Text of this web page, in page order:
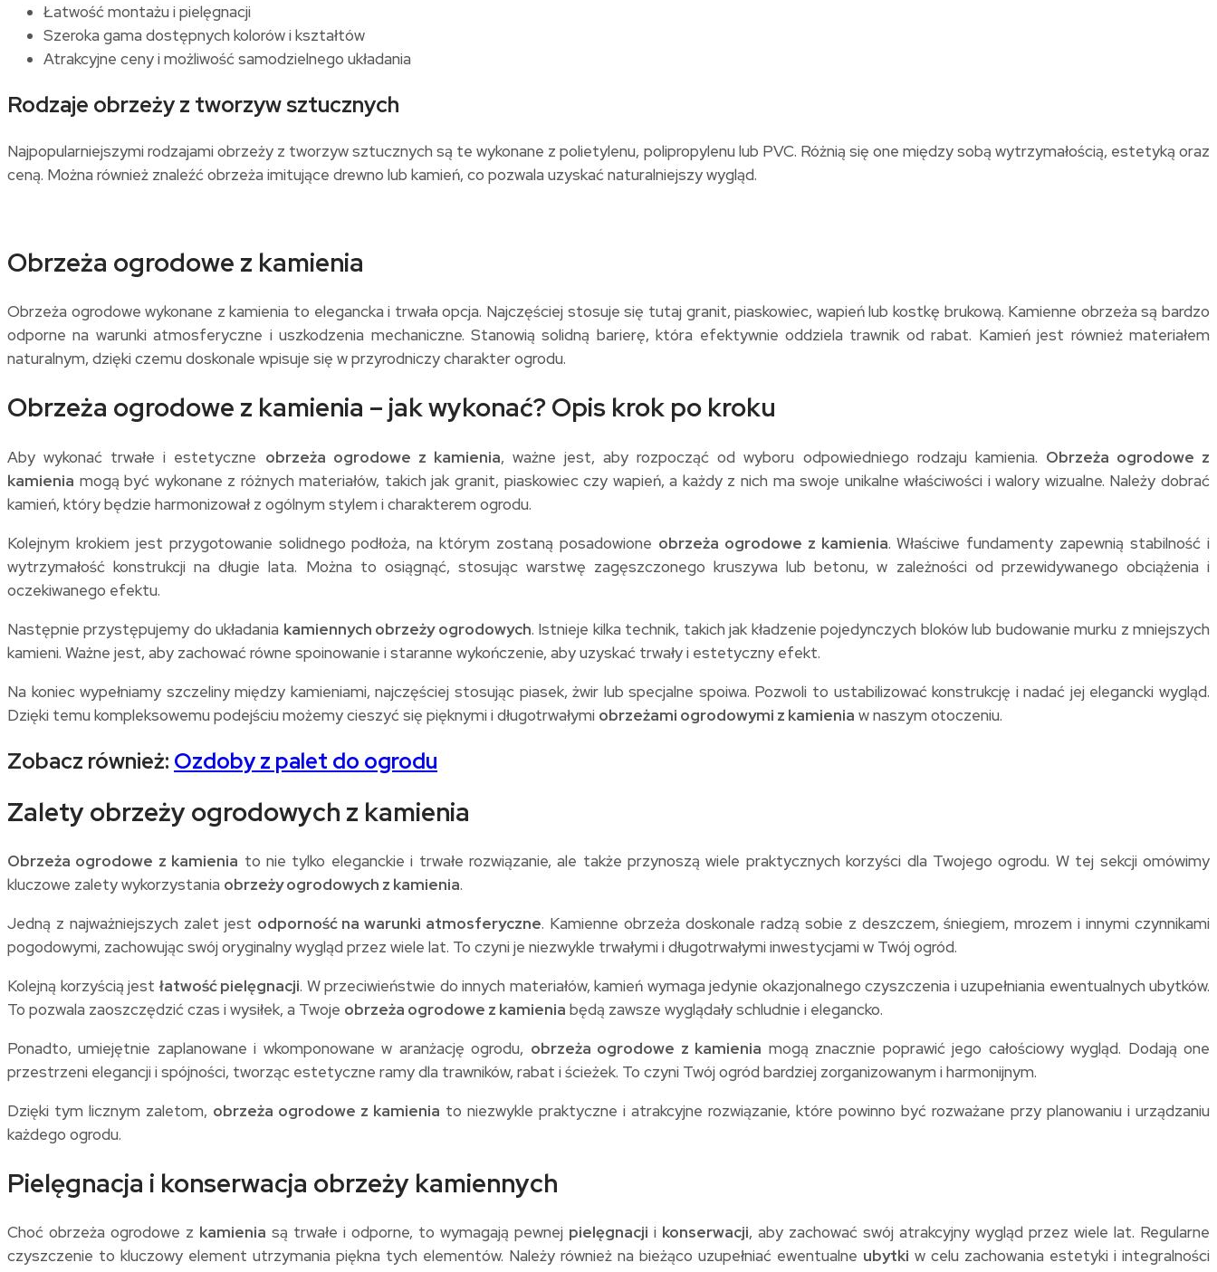
Łatwość montażu i pielęgnacji
Szeroka gama dostępnych kolorów i kształtów
Atrakcyjne ceny i możliwość samodzielnego układania
Rodzaje obrzeży z tworzyw sztucznych
Najpopularniejszymi rodzajami obrzeży z tworzyw sztucznych są te wykonane z polietylenu, polipropylenu lub PVC. Różnią się one między sobą wytrzymałością, estetyką oraz
ceną. Można również znaleźć obrzeża imitujące drewno lub kamień, co pozwala uzyskać naturalniejszy wygląd.
Obrzeża ogrodowe z kamienia
Obrzeża ogrodowe wykonane z kamienia to elegancka i trwała opcja. Najczęściej stosuje się tutaj granit, piaskowiec, wapień lub kostkę brukową. Kamienne obrzeża są bardzo
odporne na warunki atmosferyczne i uszkodzenia mechaniczne. Stanowią solidną barierę, która efektywnie oddziela trawnik od rabat. Kamień jest również materiałem
naturalnym, dzięki czemu doskonale wpisuje się w przyrodniczy charakter ogrodu.
Obrzeża ogrodowe z kamienia – jak wykonać? Opis krok po kroku
Aby wykonać trwałe i estetyczne obrzeża ogrodowe z kamienia, ważne jest, aby rozpocząć od wyboru odpowiedniego rodzaju kamienia. Obrzeża ogrodowe z
kamienia mogą być wykonane z różnych materiałów, takich jak granit, piaskowiec czy wapień, a każdy z nich ma swoje unikalne właściwości i walory wizualne. Należy dobrać
kamień, który będzie harmonizował z ogólnym stylem i charakterem ogrodu.
Kolejnym krokiem jest przygotowanie solidnego podłoża, na którym zostaną posadowione obrzeża ogrodowe z kamienia. Właściwe fundamenty zapewnią stabilność i
wytrzymałość konstrukcji na długie lata. Można to osiągnąć, stosując warstwę zagęszczonego kruszywa lub betonu, w zależności od przewidywanego obciążenia i
oczekiwanego efektu.
Następnie przystępujemy do układania kamiennych obrzeży ogrodowych. Istnieje kilka technik, takich jak kładzenie pojedynczych bloków lub budowanie murku z mniejszych
kamieni. Ważne jest, aby zachować równe spoinowanie i staranne wykończenie, aby uzyskać trwały i estetyczny efekt.
Na koniec wypełniamy szczeliny między kamieniami, najczęściej stosując piasek, żwir lub specjalne spoiwa. Pozwoli to ustabilizować konstrukcję i nadać jej elegancki wygląd.
Dzięki temu kompleksowemu podejściu możemy cieszyć się pięknymi i długotrwałymi obrzeżami ogrodowymi z kamienia w naszym otoczeniu.
Zobacz również: Ozdoby z palet do ogrodu
Zalety obrzeży ogrodowych z kamienia
Obrzeża ogrodowe z kamienia to nie tylko eleganckie i trwałe rozwiązanie, ale także przynoszą wiele praktycznych korzyści dla Twojego ogrodu. W tej sekcji omówimy
kluczowe zalety wykorzystania obrzeży ogrodowych z kamienia.
Jedną z najważniejszych zalet jest odporność na warunki atmosferyczne. Kamienne obrzeża doskonale radzą sobie z deszczem, śniegiem, mrozem i innymi czynnikami
pogodowymi, zachowując swój oryginalny wygląd przez wiele lat. To czyni je niezwykle trwałymi i długotrwałymi inwestycjami w Twój ogród.
Kolejną korzyścią jest łatwość pielęgnacji. W przeciwieństwie do innych materiałów, kamień wymaga jedynie okazjonalnego czyszczenia i uzupełniania ewentualnych ubytków.
To pozwala zaoszczędzić czas i wysiłek, a Twoje obrzeża ogrodowe z kamienia będą zawsze wyglądały schludnie i elegancko.
Ponadto, umiejętnie zaplanowane i wkomponowane w aranżację ogrodu, obrzeża ogrodowe z kamienia mogą znacznie poprawić jego całościowy wygląd. Dodają one
przestrzeni elegancji i spójności, tworząc estetyczne ramy dla trawników, rabat i ścieżek. To czyni Twój ogród bardziej zorganizowanym i harmonijnym.
Dzięki tym licznym zaletom, obrzeża ogrodowe z kamienia to niezwykle praktyczne i atrakcyjne rozwiązanie, które powinno być rozważane przy planowaniu i urządzaniu
każdego ogrodu.
Pielęgnacja i konserwacja obrzeży kamiennych
Choć obrzeża ogrodowe z kamienia są trwałe i odporne, to wymagają pewnej pielęgnacji i konserwacji, aby zachować swój atrakcyjny wygląd przez wiele lat. Regularne
czyszczenie to kluczowy element utrzymania piękna tych elementów. Należy również na bieżąco uzupełniać ewentualne ubytki w celu zachowania estetyki i integralności